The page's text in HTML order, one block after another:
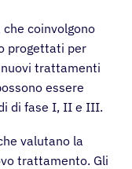
coinvolgono
progettati per
nuovi trattamenti
essere
di fase I, II e III.
valutano la
trattamento. Gli